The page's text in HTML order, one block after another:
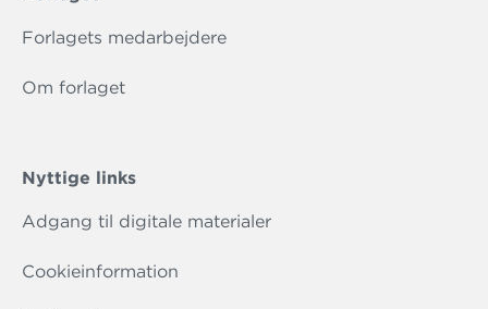
Forlagets medarbejdere
Om forlaget
Nyttige links
Adgang til digitale materialer
Cookieinformation